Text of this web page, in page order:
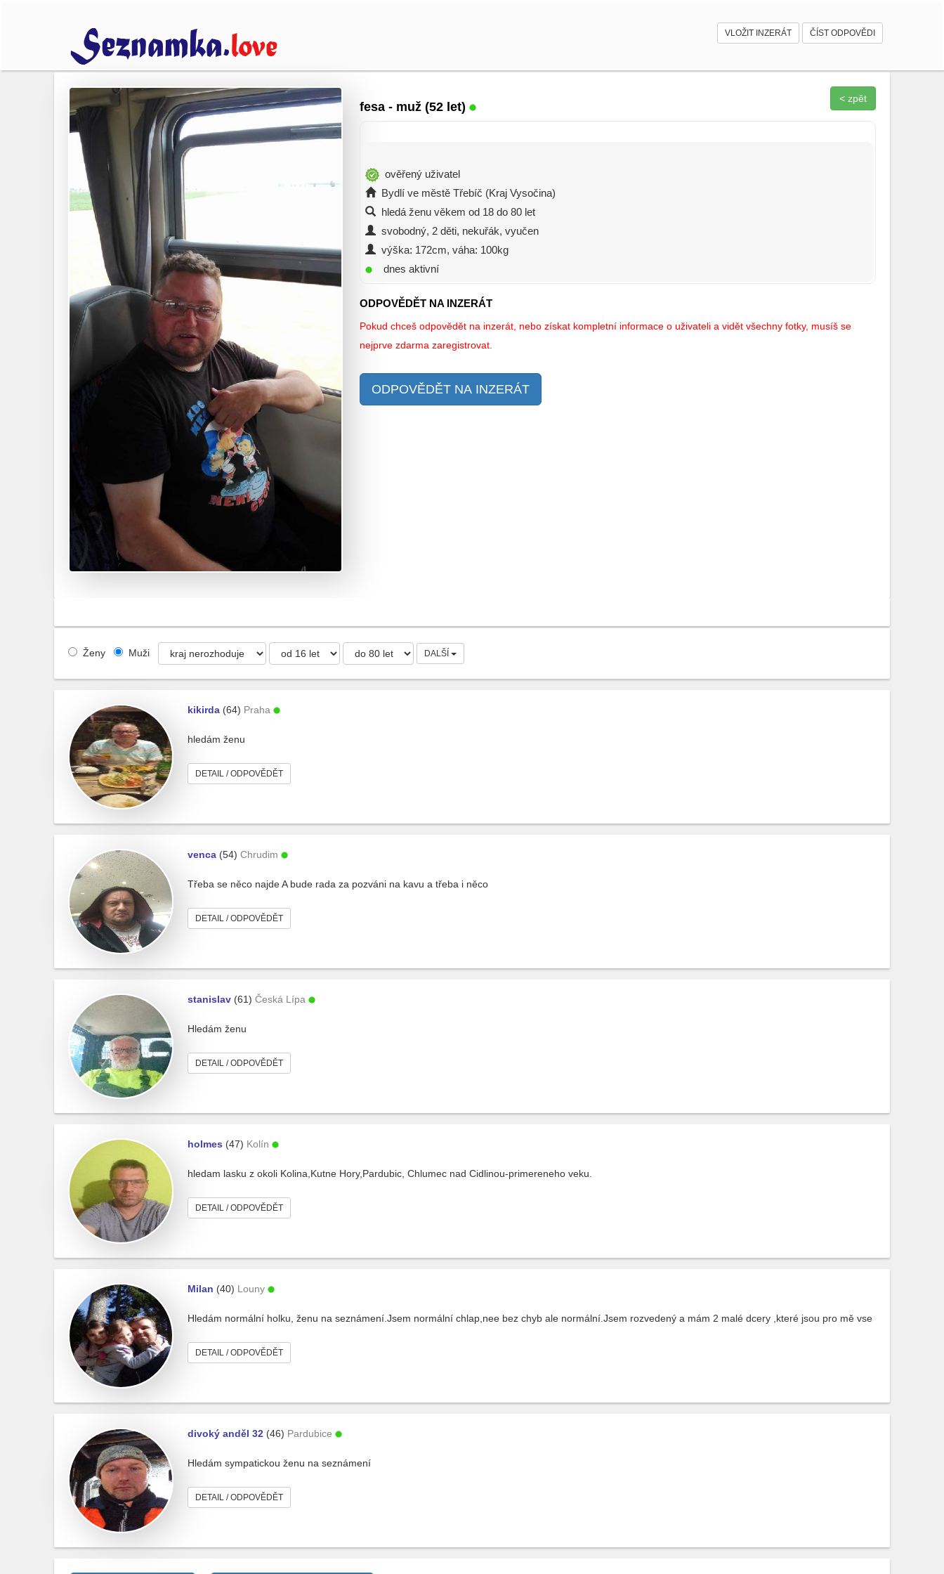
VLOŽIT INZERÁT ČÍST ODPOVĚDI
fesa - muž (52 let)
< zpět
ověřený uživatel
Bydlí ve městě Třebíč (Kraj Vysočina)
hledá ženu věkem od 18 do 80 let
svobodný, 2 děti, nekuřák, vyučen
výška: 172cm, váha: 100kg
dnes aktivní
ODPOVĚDĚT NA INZERÁT
Pokud chceš odpovědět na inzerát, nebo získat kompletní informace o uživateli a vidět všechny fotky, musíš se
nejprve zdarma zaregistrovat.
ODPOVĚDĚT NA INZERÁT
Ženy Muži DALŠÍ
kikirda (64) Praha
hledám ženu
DETAIL / ODPOVĚDĚT
venca (54) Chrudim
Třeba se něco najde A bude rada za pozváni na kavu a třeba i něco
DETAIL / ODPOVĚDĚT
stanislav (61) Česká Lípa
Hledám ženu
DETAIL / ODPOVĚDĚT
holmes (47) Kolín
hledam lasku z okoli Kolina,Kutne Hory,Pardubic, Chlumec nad Cidlinou-primereneho veku.
DETAIL / ODPOVĚDĚT
Milan (40) Louny
Hledám normální holku, ženu na seznámení.Jsem normální chlap,nee bez chyb ale normální.Jsem rozvedený a mám 2 malé dcery ,které jsou pro mě vse
DETAIL / ODPOVĚDĚT
divoký anděl 32 (46) Pardubice
Hledám sympatickou ženu na seznámení
DETAIL / ODPOVĚDĚT